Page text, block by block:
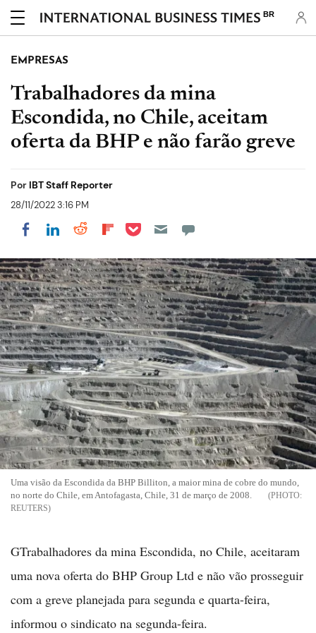
BR
EMPRESAS
Trabalhadores da mina
Escondida, no Chile, aceitam
oferta da BHP e não farão greve
Por IBT Staff Reporter
28/11/2022 3:16 PM
Share on Facebook
Share on LinkedIn
Share on Reddit
Share on Flipboard
Share on Pocket
Uma visão da Escondida da BHP Billiton, a maior mina de cobre do mundo,
no norte do Chile, em Antofagasta, Chile, 31 de março de 2008.
REUTERS
GTrabalhadores da mina Escondida, no Chile, aceitaram
uma nova oferta do BHP Group Ltd e não vão prosseguir
com a greve planejada para segunda e quarta-feira,
informou o sindicato na segunda-feira.